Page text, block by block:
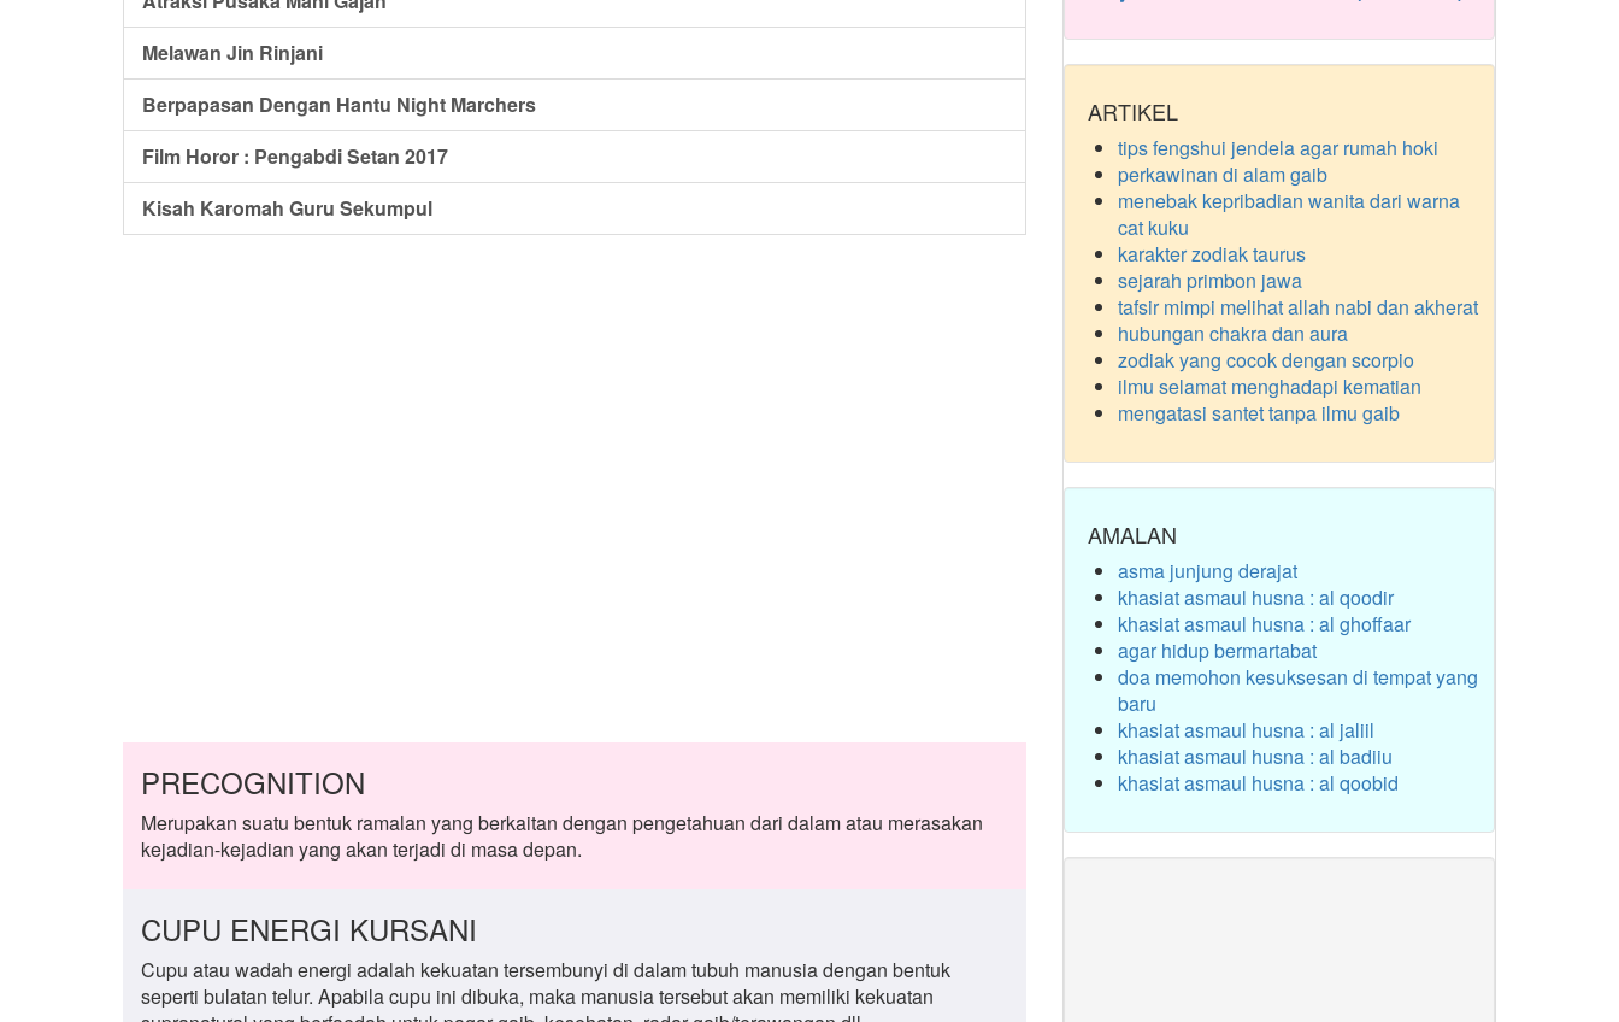
Melawan Jin Rinjani
Berpapasan Dengan Hantu Night Marchers
Film Horor : Pengabdi Setan 2017
Kisah Karomah Guru Sekumpul
PRECOGNITION
Merupakan suatu bentuk ramalan yang berkaitan dengan pengetahuan dari dalam atau merasakan
kejadian-kejadian yang akan terjadi di masa depan.
CUPU ENERGI KURSANI
Cupu atau wadah energi adalah kekuatan tersembunyi di dalam tubuh manusia dengan bentuk
seperti bulatan telur. Apabila cupu ini dibuka, maka manusia tersebut akan memiliki kekuatan
ARTIKEL
tips fengshui jendela agar rumah hoki
perkawinan di alam gaib
menebak kepribadian wanita dari warna
cat kuku
karakter zodiak taurus
sejarah primbon jawa
tafsir mimpi melihat allah nabi dan akherat
hubungan chakra dan aura
zodiak yang cocok dengan scorpio
ilmu selamat menghadapi kematian
mengatasi santet tanpa ilmu gaib
AMALAN
asma junjung derajat
khasiat asmaul husna : al qoodir
khasiat asmaul husna : al ghoffaar
agar hidup bermartabat
doa memohon kesuksesan di tempat yang
baru
khasiat asmaul husna : al jaliil
khasiat asmaul husna : al badiiu
khasiat asmaul husna : al qoobid